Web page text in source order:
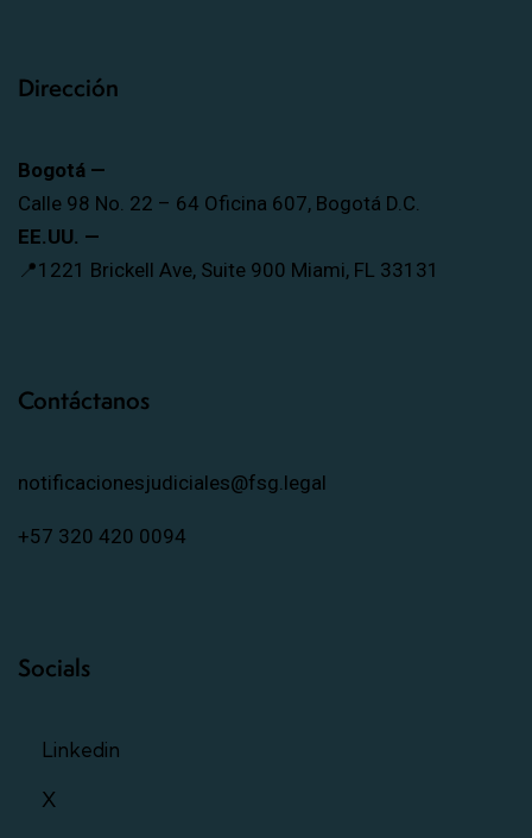
Dirección
Bogotá —
Calle 98 No. 22 – 64 Oficina 607, Bogotá D.C.
EE.UU. —
📍1221 Brickell Ave, Suite 900 Miami, FL 33131
Contáctanos
notificacionesjudiciales@fsg.legal
+57 320 420 0094
Socials
Linkedin
X